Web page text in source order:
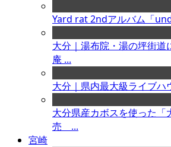
Yard rat 2ndアルバム「
大分｜湯布院・湯の坪街道
庵 ...
大分｜県内最大級ライブハ
大分県産カボスを使った「
売 ...
宮崎